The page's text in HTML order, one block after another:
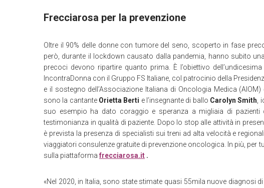
Frecciarosa per la prevenzione
Oltre il 90% delle donne con tumore del seno, scoperto in fase
però, durante il lockdown causato dalla pandemia, hanno subito
precoci devono ripartire quanto prima. È l’obiettivo
IncontraDonna con il Gruppo FS Italiane, col patrocinio della
e il sostegno dell’Associazione Italiana di Oncologia Medica
sono la cantante Orietta Berti e l’insegnante di ballo Carolyn Smith
suo esempio ha dato coraggio e speranza a migliaia di pazienti
testimonianza in qualità di paziente. Dopo lo stop alle attività in
è prevista la presenza di specialisti sui treni ad alta velocità e
viaggiatori consulenze gratuite di prevenzione oncologica. In più, per
sulla piattaforma frecciarosa.it .
«Nel 2020, in Italia, sono state stimate quasi 55mila nuove diagnosi